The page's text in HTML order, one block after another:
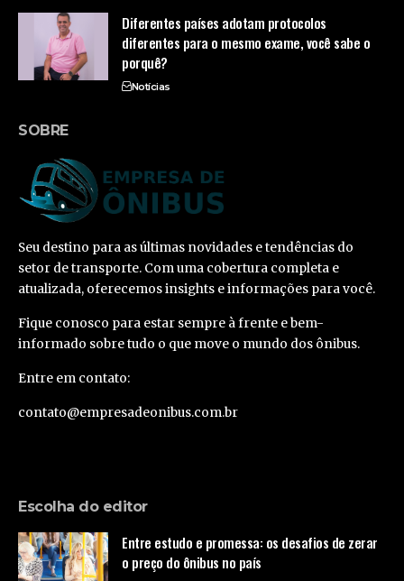
Diferentes países adotam protocolos
diferentes para o mesmo exame, você sabe o
porquê?
Notícias
SOBRE
Seu destino para as últimas novidades e tendências do
setor de transporte. Com uma cobertura completa e
atualizada, oferecemos insights e informações para você.
Fique conosco para estar sempre à frente e bem-
informado sobre tudo o que move o mundo dos ônibus.
Entre em contato:
contato@empresadeonibus.com.br
Escolha do editor
Entre estudo e promessa: os desafios de zerar
o preço do ônibus no país